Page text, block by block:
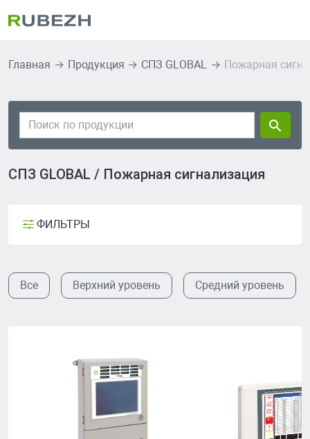
Главная Продукция СПЗ GLOBAL Пожарная
СПЗ GLOBAL / Пожарная сигнализация
ФИЛЬТРЫ
Все Верхний уровень Средний уровень